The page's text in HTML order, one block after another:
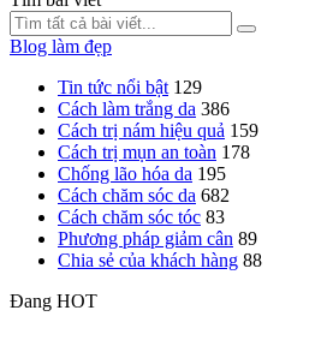
Blog làm đẹp
Tin tức nổi bật 129
Cách làm trắng da 386
Cách trị nám hiệu quả 159
Cách trị mụn an toàn 178
Chống lão hóa da 195
Cách chăm sóc da 682
Cách chăm sóc tóc 83
Phương pháp giảm cân 89
Chia sẻ của khách hàng 88
Đang HOT